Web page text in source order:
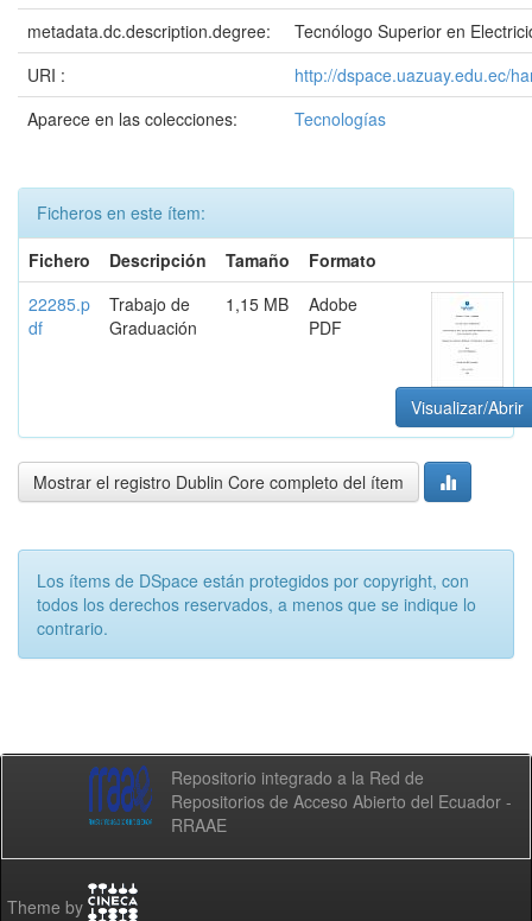
metadata.dc.description.degree:
Tecnólogo Superior en
URI :
http://dspace.uazuay.edu.ec/
Aparece en las colecciones:
Tecnologías
Ficheros en este ítem:
Fichero
Descripción Tamaño
Formato
22285.p
df
Trabajo de
Graduación
1,15 MB
Adobe
PDF
Visualizar/Abrir
Mostrar el registro Dublin Core completo del ítem
Los ítems de DSpace están protegidos por copyright, con
todos los derechos reservados, a menos que se indique lo
contrario.
Repositorio integrado a la Red de
Repositorios de Acceso Abierto del Ecuador -
RRAAE
Theme by